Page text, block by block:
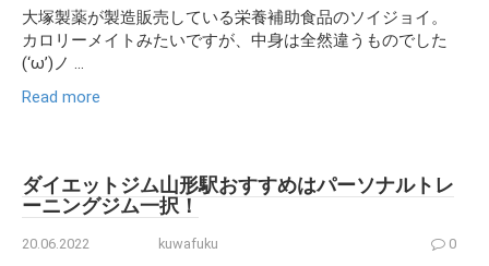
大塚製薬が製造販売している栄養補助食品のソイジョイ。
カロリーメイトみたいですが、中身は全然違うものでした
(‘ω’)ノ ...
Read more
ダイエットジム山形駅おすすめはパーソナルトレ
ーニングジム一択！
20.06.2022 kuwafuku 0